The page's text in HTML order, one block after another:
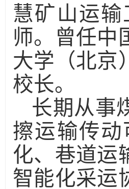
慧矿山运
师。曾任中
大学（北京
校长。
长期从事
擦运输传
化、巷道运
智能化采运